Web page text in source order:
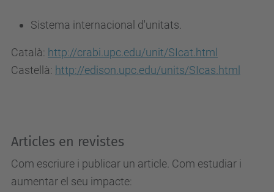
Sistema internacional d'unitats.
Català: http://crabi.upc.edu/unit/SIcat.html
Castellà: http://edison.upc.edu/units/SIcas.html
Articles en revistes
Com escriure i publicar un article. Com estudiar i
aumentar el seu impacte: